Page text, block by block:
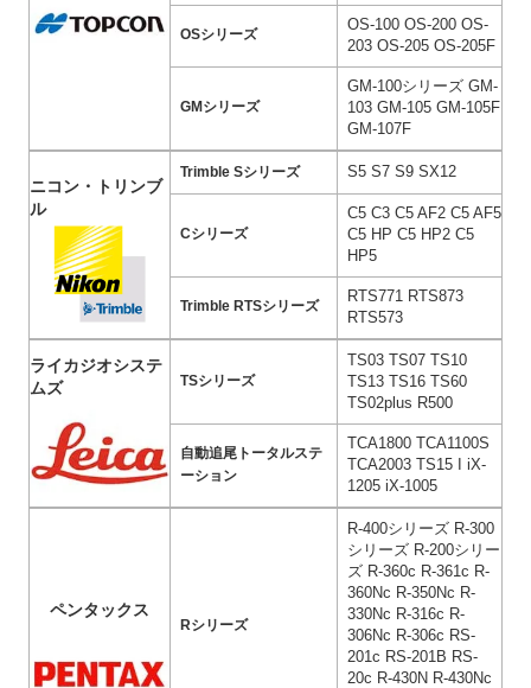
OSシリーズ
OS-100 OS-200 OS-
203 OS-205 OS-205F
GMシリーズ
GM-100シリーズ GM-
103 GM-105 GM-105F
GM-107F
ニコン・トリンブ
ル
Trimble Sシリーズ S5 S7 S9 SX12
Cシリーズ
C5 C3 C5 AF2 C5 AF5
C5 HP C5 HP2 C5
HP5
Trimble RTSシリーズ
RTS771 RTS873
RTS573
ライカジオシステ
ムズ
TSシリーズ
TS03 TS07 TS10
TS13 TS16 TS60
TS02plus R500
自動追尾トータルステ
ーション
TCA1800 TCA1100S
TCA2003 TS15 I iX-
1205 iX-1005
ペンタックス
Rシリーズ
R-400シリーズ R-300
シリーズ R-200シリー
ズ R-360c R-361c R-
360Nc R-350Nc R-
330Nc R-316c R-
306Nc R-306c RS-
201c RS-201B RS-
20c R-430N R-430Nc